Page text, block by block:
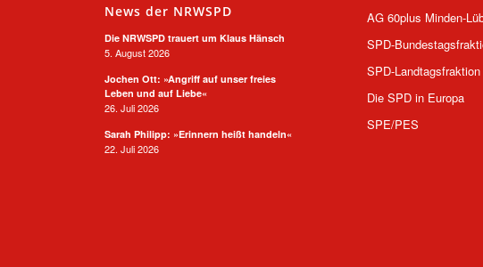
News der NRWSPD
Die NRWSPD trauert um Klaus Hänsch
5. August 2026
Jochen Ott: »Angriff auf unser freies
Leben und auf Liebe«
26. Juli 2026
Sarah Philipp: »Erinnern heißt handeln«
22. Juli 2026
AG 60plus Minden-
SPD-
SPD-
Die SPD in Europa
SPE/PES